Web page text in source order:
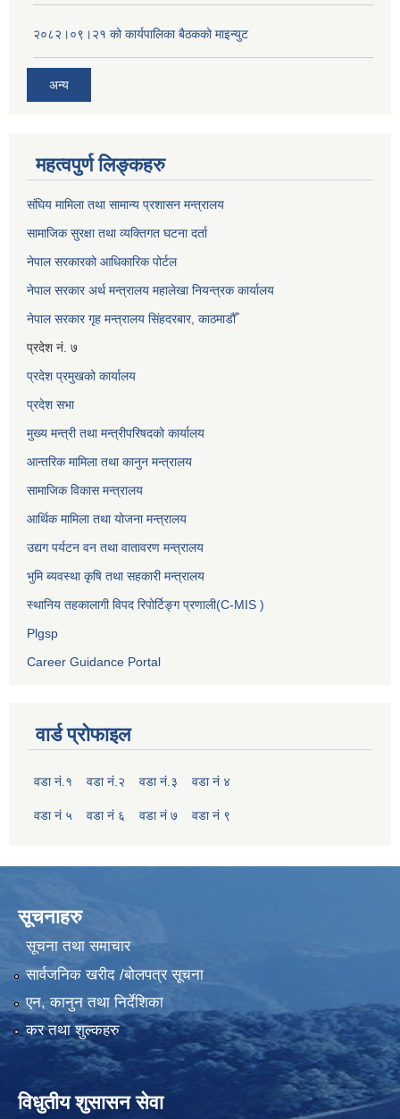
२०८२।०९।२१ को कार्यपालिका बैठकको माइन्युट
अन्य
महत्वपुर्ण लिङ्कहरु
संघिय मामिला तथा सामान्य प्रशासन मन्त्रालय
सामाजिक सुरक्षा तथा व्यक्तिगत घटना दर्ता
नेपाल सरकारको आधिकारिक पोर्टल
नेपाल सरकार अर्थ मन्त्रालय महालेखा नियन्त्रक कार्यालय
नेपाल सरकार गृह मन्त्रालय सिंहदरबार, काठमाडौँ
प्रदेश नं. ७
प्रदेश प्रमुखको कार्यालय
प्रदेश सभा
मुख्य मन्त्री तथा मन्त्रीपरिषदको कार्यालय
आन्तरिक मामिला तथा कानुन मन्त्रालय
सामाजिक विकास मन्त्रालय
आर्थिक मामिला तथा योजना मन्त्रालय
उद्यग पर्यटन वन तथा वातावरण मन्त्रालय
भुमि ब्यवस्था कृषि तथा सहकारी मन्त्रालय
स्थानिय तहकालागी विपद रिपोर्टिङ्ग प्रणाली(C-MIS )
Plgsp
Career Guidance Portal
वार्ड प्रोफाइल
वडा नं.१ वडा नं.२ वडा नं.३ वडा नं ४
वडा नं ५ वडा नं ६ वडा नं ७ वडा नं ९
सूचनाहरु
सूचना तथा समाचार
सार्वजनिक खरीद /बोलपत्र सूचना
एन, कानुन तथा निर्देशिका
कर तथा शुल्कहरु
विधुतीय शुसासन सेवा